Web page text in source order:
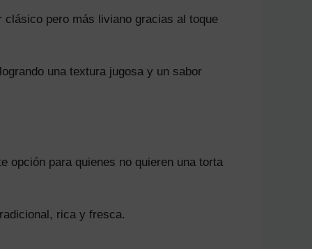
pero más liviano gracias al toque
una textura jugosa y un sabor
opción para quienes no quieren una torta
rica y fresca.